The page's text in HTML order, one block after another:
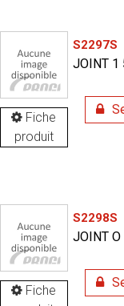
Fiche
produit
S2297S
JOINT 1
Fiche
S2298S
JOINT O